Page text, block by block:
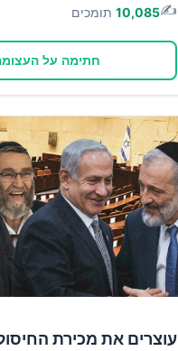
✍️
10,085 תומכים
חתימה על
עוצרים את מכירת